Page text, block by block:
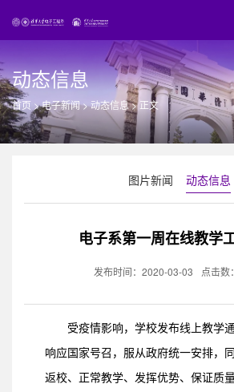
动态信息
首页 >电子新闻>动态信息>正文
图片新闻 动态信息
电子系第一周在线教学
发布时间：2020-03-03 点击数：
受疫情影响，学校发布线上教学
响应国家号召，服从政府统一安排，
返校、正常教学、发挥优势、保证质